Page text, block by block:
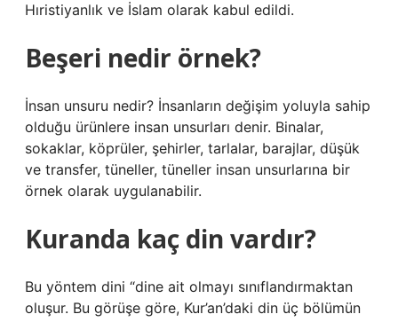
Hıristiyanlık ve İslam olarak kabul edildi.
Beşeri nedir örnek?
İnsan unsuru nedir? İnsanların değişim yoluyla sahip
olduğu ürünlere insan unsurları denir. Binalar,
sokaklar, köprüler, şehirler, tarlalar, barajlar, düşük
ve transfer, tüneller, tüneller insan unsurlarına bir
örnek olarak uygulanabilir.
Kuranda kaç din vardır?
Bu yöntem dini “dine ait olmayı sınıflandırmaktan
oluşur. Bu görüşe göre, Kur’an’daki din üç bölümün